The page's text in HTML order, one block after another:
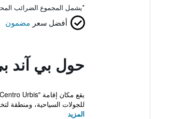
*يشمل المجموع الضرائب
أفضل سعر مضمون
حول بي آند
للجولات السياحية، ومنطقة
المزيد